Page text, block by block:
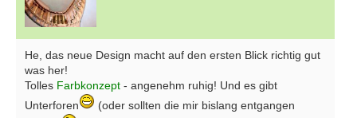
He, das neue Design macht auf den ersten Blick richtig gut
was her!
Tolles Farbkonzept- angenehm ruhig! Und es gibt
Unterforen
(oder sollten die mir bislang entgangen